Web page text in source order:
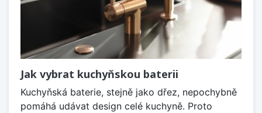
Jak vybrat kuchyňskou baterii
Kuchyňská baterie, stejně jako dřez, nepochybně
pomáhá udávat design celé kuchyně. Proto